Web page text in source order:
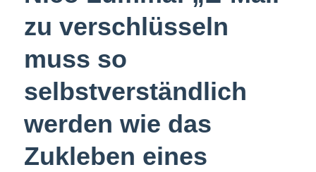
zu verschlüsseln
muss so
selbstverständlich
werden wie das
Zukleben eines